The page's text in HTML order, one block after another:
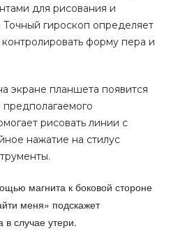
для рисования и
гироскоп определяет
форму пера и
экране планшета появится
предполагаемого
рисовать линии с
нажатие на стилус
магнита к боковой стороне
меня» подскажет
в случае утери.